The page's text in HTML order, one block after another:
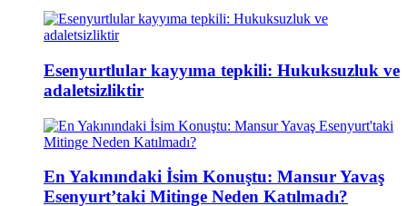
Esenyurtlular kayyıma tepkili: Hukuksuzluk ve
adaletsizliktir
En Yakınındaki İsim Konuştu: Mansur Yavaş
Esenyurt’taki Mitinge Neden Katılmadı?